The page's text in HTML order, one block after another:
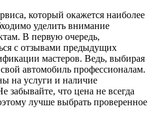
который окажется наиболее
уделить внимание
В первую очередь,
с отзывами предыдущих
мастеров. Ведь, выбирая
автомобиль профессионалам.
на услуги и наличие
забывайте, что цена не всегда
лучше выбрать проверенное